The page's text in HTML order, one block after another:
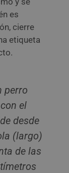
es
cierre
etiqueta
perro
el
desde
(largo)
de las